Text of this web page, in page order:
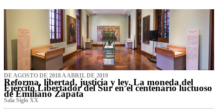
DE AGOSTO DE 2018 A ABRIL DE 2019
Reforma, libertad, justicia y ley. La moneda del
Ejército Libertador del Sur en el centenario luctuoso
de Emiliano Zapata
Sala Siglo XX